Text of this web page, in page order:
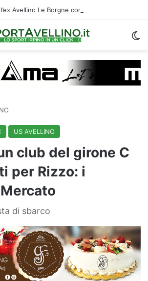
US AVELLINO
club del girone C
per Rizzo: i
di sbarco